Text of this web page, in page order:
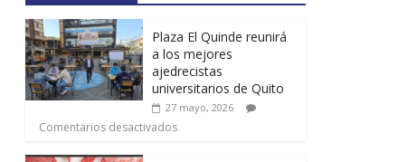
Plaza El Quinde reunirá
a los mejores
ajedrecistas
universitarios de Quito
27 mayo, 2026
Comentarios desactivados